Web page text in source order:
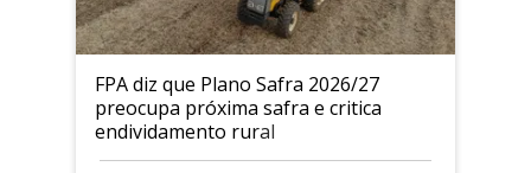
FPA diz que Plano Safra 2026/27
preocupa próxima safra e critica
endividamento rural